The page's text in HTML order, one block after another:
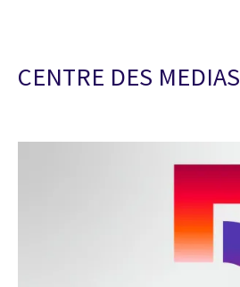
CENTRE DES MEDIAS